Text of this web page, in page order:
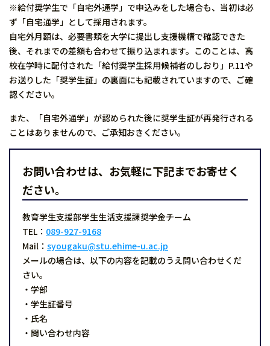
※給付奨学生で「自宅外通学」で申込みをした場合も、当初は必
ず「自宅通学」として採用されます。
自宅外月額は、必要書類を大学に提出し支援機構で確認できた
後、それまでの差額も合わせて振り込まれます。このことは、高
校在学時に配付された「給付奨学生採用候補者のしおり」P.11や
お送りした「奨学生証」の裏面にも記載されていますので、ご確
認ください。
また、「自宅外通学」が認められた後に奨学生証が再発行される
ことはありませんので、ご承知おきください。
お問い合わせは、お気軽に下記までお寄せく
ださい。
教育学生支援部学生生活支援課奨学金チーム
TEL： 089-927-9168
Mail： syougaku@stu.ehime-u.ac.jp
メールの場合は、以下の内容を記載のうえ問い合わせくだ
さい。
・学部
・学生証番号
・氏名
・問い合わせ内容